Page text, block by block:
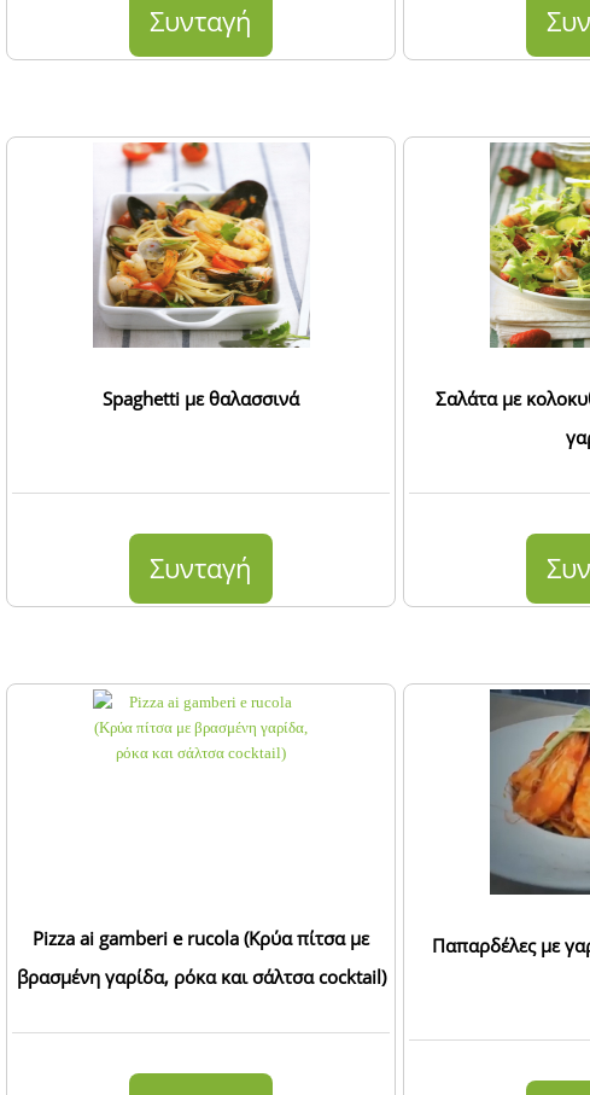
Συνταγή
Spaghetti με θαλασσινά
Συνταγή
Σαλάτα με
Pizza ai gamberi e rucola (Κρύα πίτσα με
βρασμένη γαρίδα, ρόκα και σάλτσα cocktail)
Παπαρδέλες με